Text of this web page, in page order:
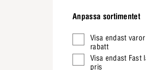
Anpassa sortimentet
Visa endast
rabatt
Visa endast Fast
pris